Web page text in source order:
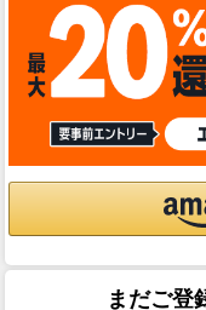
まだご登